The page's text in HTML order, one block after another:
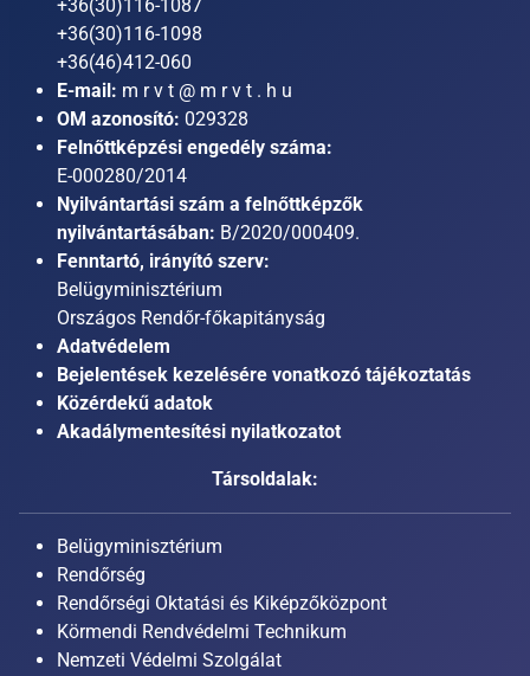
+36(30)116-1087
+36(30)116-1098
+36(46)412-060
E-mail: m r v t @ m r v t . h u
OM azonosító: 029328
Felnőttképzési engedély száma:
E-000280/2014
Nyilvántartási szám a felnőttképzők
nyilvántartásában: B/2020/000409.
Fenntartó, irányító szerv:
Belügyminisztérium
Országos Rendőr-főkapitányság
Adatvédelem
Bejelentések kezelésére vonatkozó tájékoztatás
Közérdekű adatok
Akadálymentesítési nyilatkozatot
Társoldalak:
Belügyminisztérium
Rendőrség
Rendőrségi Oktatási és Kiképzőközpont
Körmendi Rendvédelmi Technikum
Nemzeti Védelmi Szolgálat